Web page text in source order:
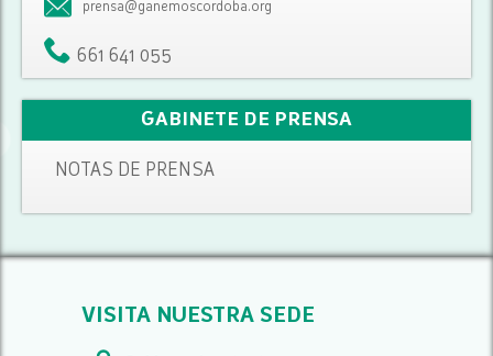
prensa@ganemoscordoba.org
661 641 055
GABINETE DE PRENSA
NOTAS DE PRENSA
VISITA NUESTRA SEDE